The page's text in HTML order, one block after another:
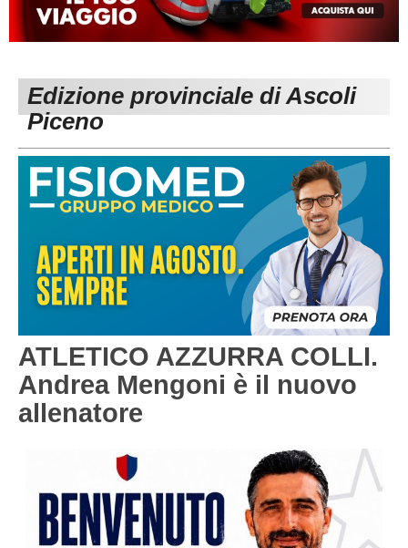
MACERATA
Carica la tua Rosa
ECCELLENZA
1^ CATEGORIA
3^ CATEGORIA
GIOVANILI
REGIONALI
Edizione provinciale di Ascoli
Piceno
ATLETICO AZZURRA COLLI.
Andrea Mengoni è il nuovo
allenatore